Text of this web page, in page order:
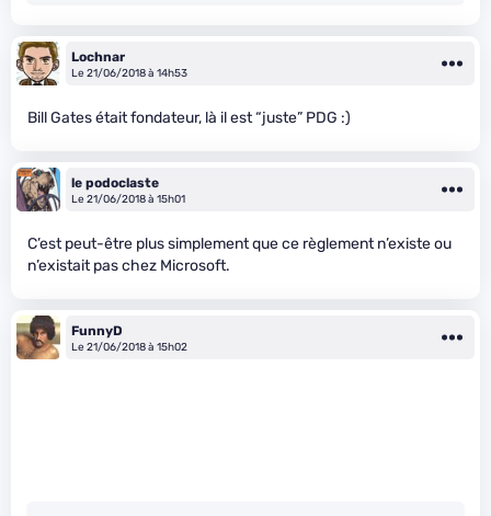
Lochnar
Le 21/06/2018 à 14h53
Bill Gates était fondateur, là il est “juste” PDG :)
le podoclaste
Le 21/06/2018 à 15h01
C’est peut-être plus simplement que ce règlement n’existe ou
n’existait pas chez Microsoft.
FunnyD
Le 21/06/2018 à 15h02